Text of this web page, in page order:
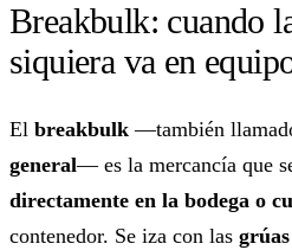
Breakbulk: cuando
siquiera va en
El breakbulk —también
general— es la mercancía que
directamente en la bodega o
contenedor. Se iza con las